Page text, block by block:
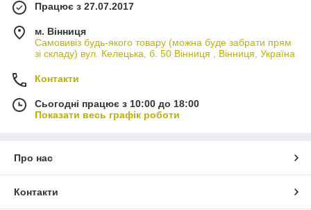
Працює з 27.07.2017
м. Вінниця
Самовивіз будь-якого товару (можна буде забрати прям
зі складу) вул. Келецька, б. 50 Вінниця , Вінниця, Україна
Контакти
Сьогодні працює з 10:00 до 18:00
Показати весь графік роботи
Про нас
Контакти